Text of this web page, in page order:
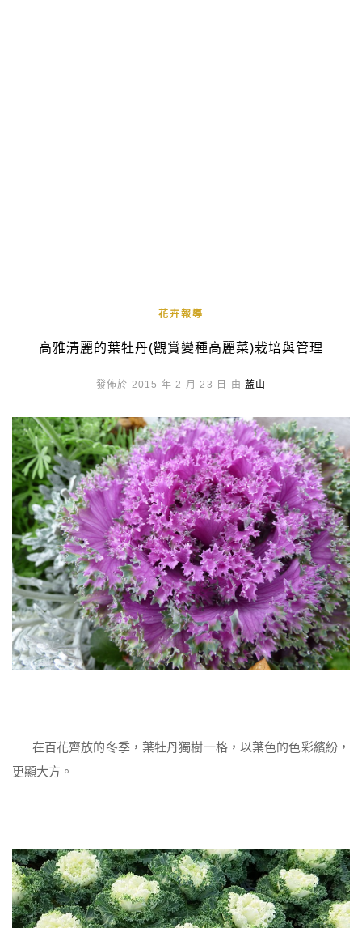
花卉報導
高雅清麗的葉牡丹(觀賞變種高麗菜)栽培與管理
發佈於 2015 年 2 月 23 日 由 藍山
在百花齊放的冬季，葉牡丹獨樹一格，以葉色的色彩繽紛，
更顯大方。